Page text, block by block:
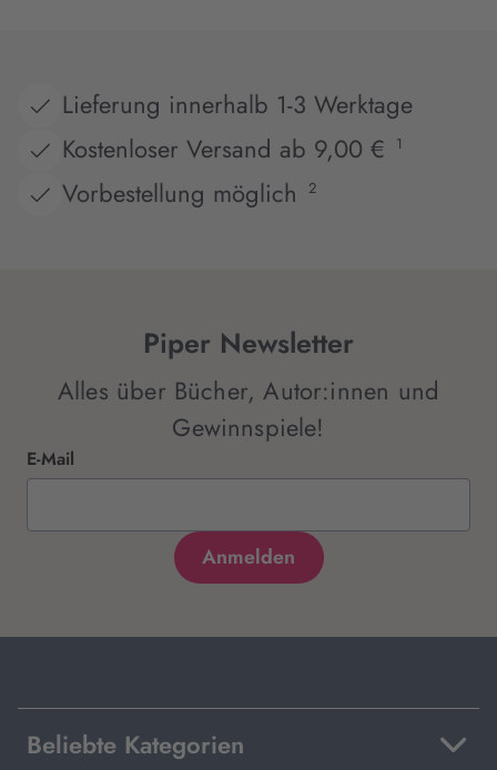
Lieferung innerhalb 1-3 Werktage
Kostenloser Versand ab 9,00 €
1
Vorbestellung möglich 2
Piper Newsletter
Alles über Bücher, Autor:innen und
Gewinnspiele!
E-Mail
Beliebte Kategorien